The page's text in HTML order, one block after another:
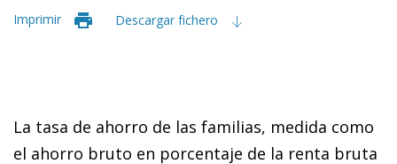
Imprimir Descargar fichero
La tasa de ahorro de las familias, medida como
el ahorro bruto en porcentaje de la renta bruta